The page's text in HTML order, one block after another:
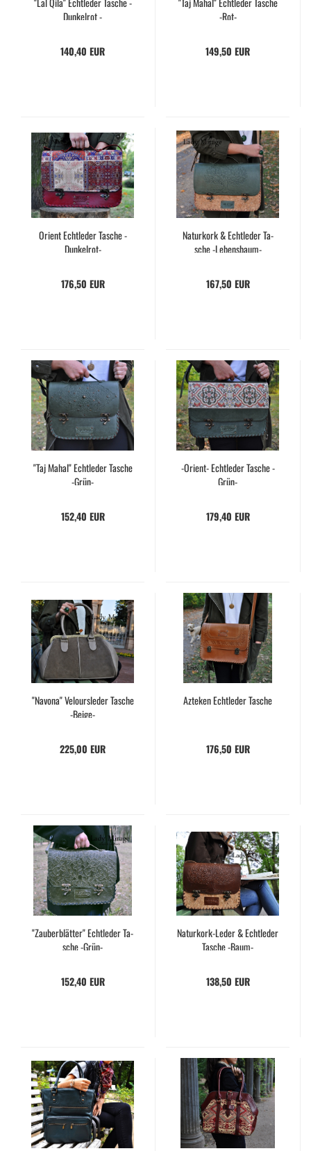
Dun­kel­rot -
140,40 EUR
-Rot-
149,50 EUR
Ori­ent Echt­le­der Ta­sche -​
Dunkelrot-​
176,50 EUR
Na­tur­kork & Echt­le­der Ta­
sche -​Lebensbaum-​
167,50 EUR
"Taj Mahal" Echt­le­der Ta­sche
-​Grün-
152,40 EUR
-​Orient-​ Echt­le­der Ta­sche -​
Grün-
179,40 EUR
"Na­vo­na" Ve­lours­le­der Ta­sche
-​Beige-​
225,00 EUR
Az­te­ken Echt­le­der Ta­sche
176,50 EUR
"Zau­ber­blät­ter" Echt­le­der Ta­
sche -​Grün-
152,40 EUR
Naturkork-​​Leder & Echt­le­der
Ta­sche -​Baum-
138,50 EUR